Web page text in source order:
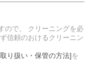
ので、 クリーニングを必
信頼のおけるクリーニン
り扱い・保管の方法]を